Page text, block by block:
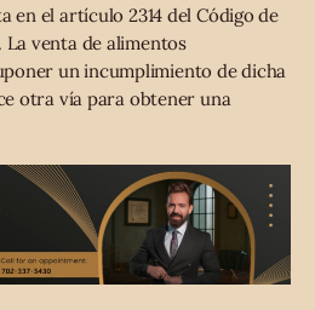
en el artículo 2314 del Código de
venta de alimentos
un incumplimiento de dicha
otra vía para obtener una